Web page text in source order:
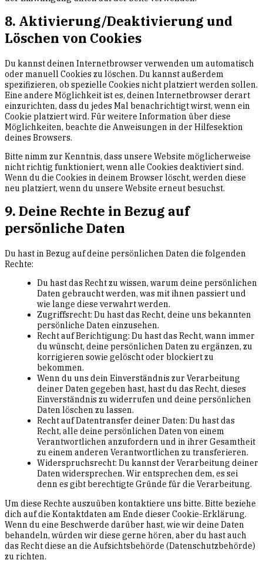
8. Aktivierung/Deaktivierung und
Löschen von Cookies
Du kannst deinen Internetbrowser verwenden um automatisch
oder manuell Cookies zu löschen. Du kannst außerdem
spezifizieren, ob spezielle Cookies nicht platziert werden sollen.
Eine andere Möglichkeit ist es, deinen Internetbrowser derart
einzurichten, dass du jedes Mal benachrichtigt wirst, wenn ein
Cookie platziert wird. Für weitere Information über diese
Möglichkeiten, beachte die Anweisungen in der Hilfesektion
deines Browsers.
Bitte nimm zur Kenntnis, dass unsere Website möglicherweise
nicht richtig funktioniert, wenn alle Cookies deaktiviert sind.
Wenn du die Cookies in deinem Browser löscht, werden diese
neu platziert, wenn du unsere Website erneut besuchst.
9. Deine Rechte in Bezug auf
persönliche Daten
Du hast in Bezug auf deine persönlichen Daten die folgenden
Rechte:
Du hast das Recht zu wissen, warum deine persönlichen
Daten gebraucht werden, was mit ihnen passiert und
wie lange diese verwahrt werden.
Zugriffsrecht: Du hast das Recht, deine uns bekannten
persönliche Daten einzusehen.
Recht auf Berichtigung: Du hast das Recht, wann immer
du wünscht, deine persönlichen Daten zu ergänzen, zu
korrigieren sowie gelöscht oder blockiert zu
bekommen.
Wenn du uns dein Einverständnis zur Verarbeitung
deiner Daten gegeben hast, hast du das Recht, dieses
Einverständnis zu widerrufen und deine persönlichen
Daten löschen zu lassen.
Recht auf Datentransfer deiner Daten: Du hast das
Recht, alle deine persönlichen Daten von einem
Verantwortlichen anzufordern und in ihrer Gesamtheit
zu einem anderen Verantwortlichen zu transferieren.
Widerspruchsrecht: Du kannst der Verarbeitung deiner
Daten widersprechen. Wir entsprechen dem, es sei
denn es gibt berechtigte Gründe für die Verarbeitung.
Um diese Rechte auszuüben kontaktiere uns bitte. Bitte beziehe
dich auf die Kontaktdaten am Ende dieser Cookie-Erklärung.
Wenn du eine Beschwerde darüber hast, wie wir deine Daten
behandeln, würden wir diese gerne hören, aber du hast auch
das Recht diese an die Aufsichtsbehörde (Datenschutzbehörde)
zu richten.